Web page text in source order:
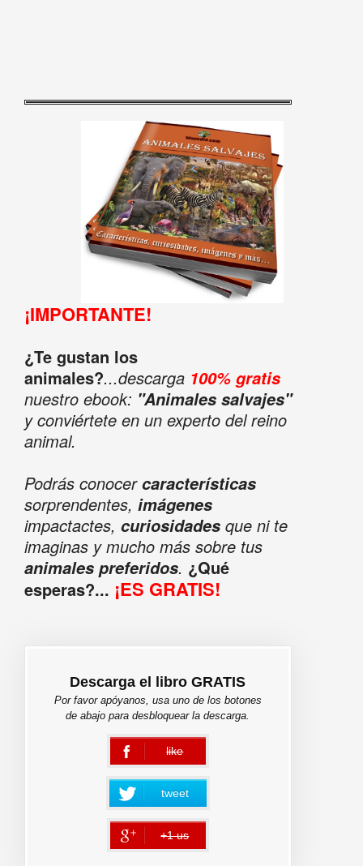
¡IMPORTANTE!
¿Te gustan los
animales?...descarga 100% gratis
nuestro ebook: "Animales salvajes"
y conviértete en un experto del reino
animal.
Podrás conocercaracterísticas
sorprendentes, imágenes
impactactes, curiosidadesque ni te
imaginas y mucho más sobre tus
animales preferidos. ¿Qué
esperas?... ¡ES GRATIS!
Descarga el libro GRATIS
Por favor apóyanos, usa uno de los botones
de abajo para desbloquear la descarga.
like
error
tweet
+1 us
error